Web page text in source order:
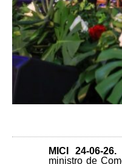
MICI 24-06-26.
ministro de